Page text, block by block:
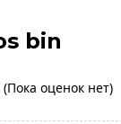
bin
(Пока оценок нет)